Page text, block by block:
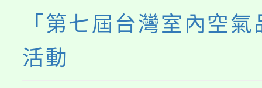
「第七屆台灣室內空
活動